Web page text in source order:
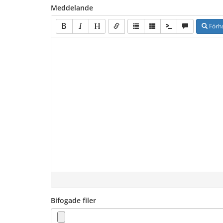
Meddelande
Bifogade filer